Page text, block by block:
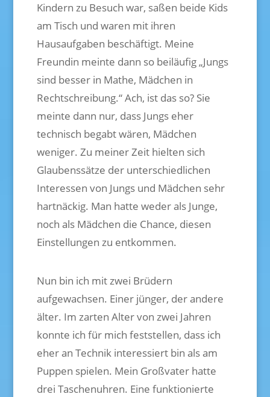
Kindern zu Besuch war, saßen beide Kids
am Tisch und waren mit ihren
Hausaufgaben beschäftigt. Meine
Freundin meinte dann so beiläufig „Jungs
sind besser in Mathe, Mädchen in
Rechtschreibung.“ Ach, ist das so? Sie
meinte dann nur, dass Jungs eher
technisch begabt wären, Mädchen
weniger. Zu meiner Zeit hielten sich
Glaubenssätze der unterschiedlichen
Interessen von Jungs und Mädchen sehr
hartnäckig. Man hatte weder als Junge,
noch als Mädchen die Chance, diesen
Einstellungen zu entkommen.
Nun bin ich mit zwei Brüdern
aufgewachsen. Einer jünger, der andere
älter. Im zarten Alter von zwei Jahren
konnte ich für mich feststellen, dass ich
eher an Technik interessiert bin als am
Puppen spielen. Mein Großvater hatte
drei Taschenuhren. Eine funktionierte